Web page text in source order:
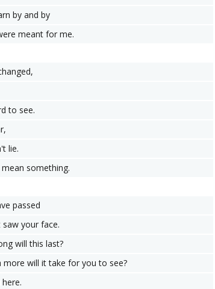
by and by
meant for me.
to see.
lie.
something.
passed
saw your face.
will this last?
more will it take for you to see?